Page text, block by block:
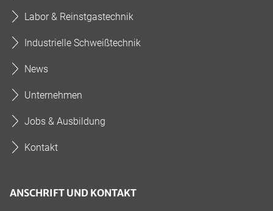
Labor & Reinstgastechnik
Industrielle Schweißtechnik
News
Unternehmen
Jobs & Ausbildung
Kontakt
ANSCHRIFT UND KONTAKT